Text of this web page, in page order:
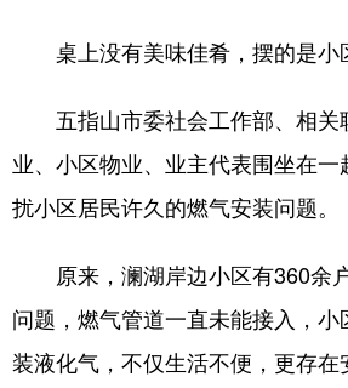
桌上没有美味佳肴，摆的是小
五指山市委社会工作部、相关
业、小区物业、业主代表围坐在一
扰小区居民许久的燃气安装问题。
原来，澜湖岸边小区有360余
问题，燃气管道一直未能接入，
装液化气，不仅生活不便，更存在